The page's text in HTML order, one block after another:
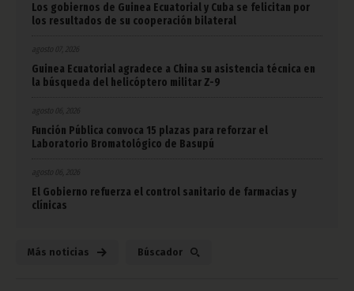
Los gobiernos de Guinea Ecuatorial y Cuba se felicitan por
los resultados de su cooperación bilateral
agosto 07, 2026
Guinea Ecuatorial agradece a China su asistencia técnica en
la búsqueda del helicóptero militar Z-9
agosto 06, 2026
Función Pública convoca 15 plazas para reforzar el
Laboratorio Bromatológico de Basupú
agosto 06, 2026
El Gobierno refuerza el control sanitario de farmacias y
clínicas
Más noticias Búscador